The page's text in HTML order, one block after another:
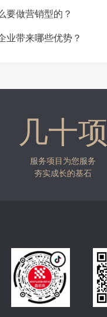
要做营销型的？
业带来哪些优势？
几十项
服务项目为您服务
夯实成长的基石